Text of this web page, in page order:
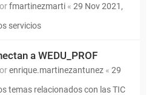
fmartinezmarti « 29 Nov 2021,
servicios
a WEDU_PROF
enrique.martinezantunez « 29
temas relacionados con las TIC